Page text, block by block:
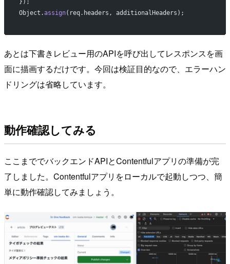
});
Object.assign(req.headers, additionalHeaders);
あとは下書きレビュー用のAPIを呼び出してレスポンスを画
面に描画するだけです。今回は検証目的なので、エラーハン
ドリングは省略しています。
動作確認してみる
ここまででバックエンドAPIとContentfulアプリの準備が完
了しました。Contentfulアプリをローカルで起動しつつ、簡
単に動作確認してみましょう。